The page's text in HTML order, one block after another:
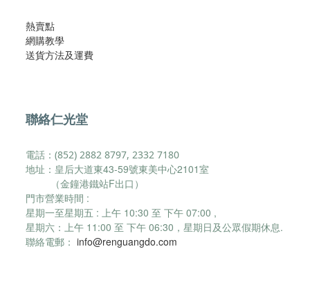
熱賣點
網購教學
​送貨方法及運費​
聯絡仁光堂
電話：(852) 2882 8797, 2332 7180
地址：皇后大道東43-59號東美中心2101室
（金鐘港鐵站F出口）
門市營業時間 :
星期一至星期五 : 上午 10:30 至 下午 07:00 ,
星期六： 上午 11:00 至 下午 06:30， 星期日及公眾假期休息.
聯絡電郵： info@renguangdo.com